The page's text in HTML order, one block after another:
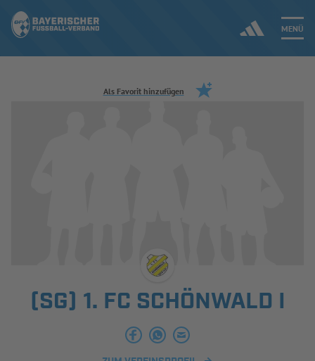
MENÜ
Jetzt einloggen
INFOTHEK SPIELPLUS
Als Favorit hinzufügen
(SG) 1. FC SCHÖNWALD I